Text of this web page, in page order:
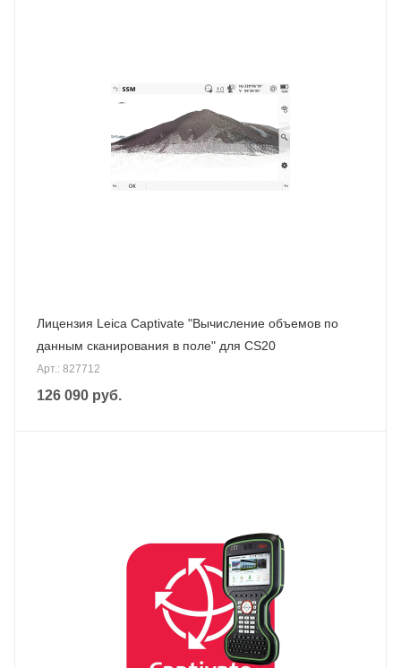
Лицензия Leica Captivate "Вычисление объемов по
данным сканирования в поле" для CS20
Арт.: 827712
126 090 руб.